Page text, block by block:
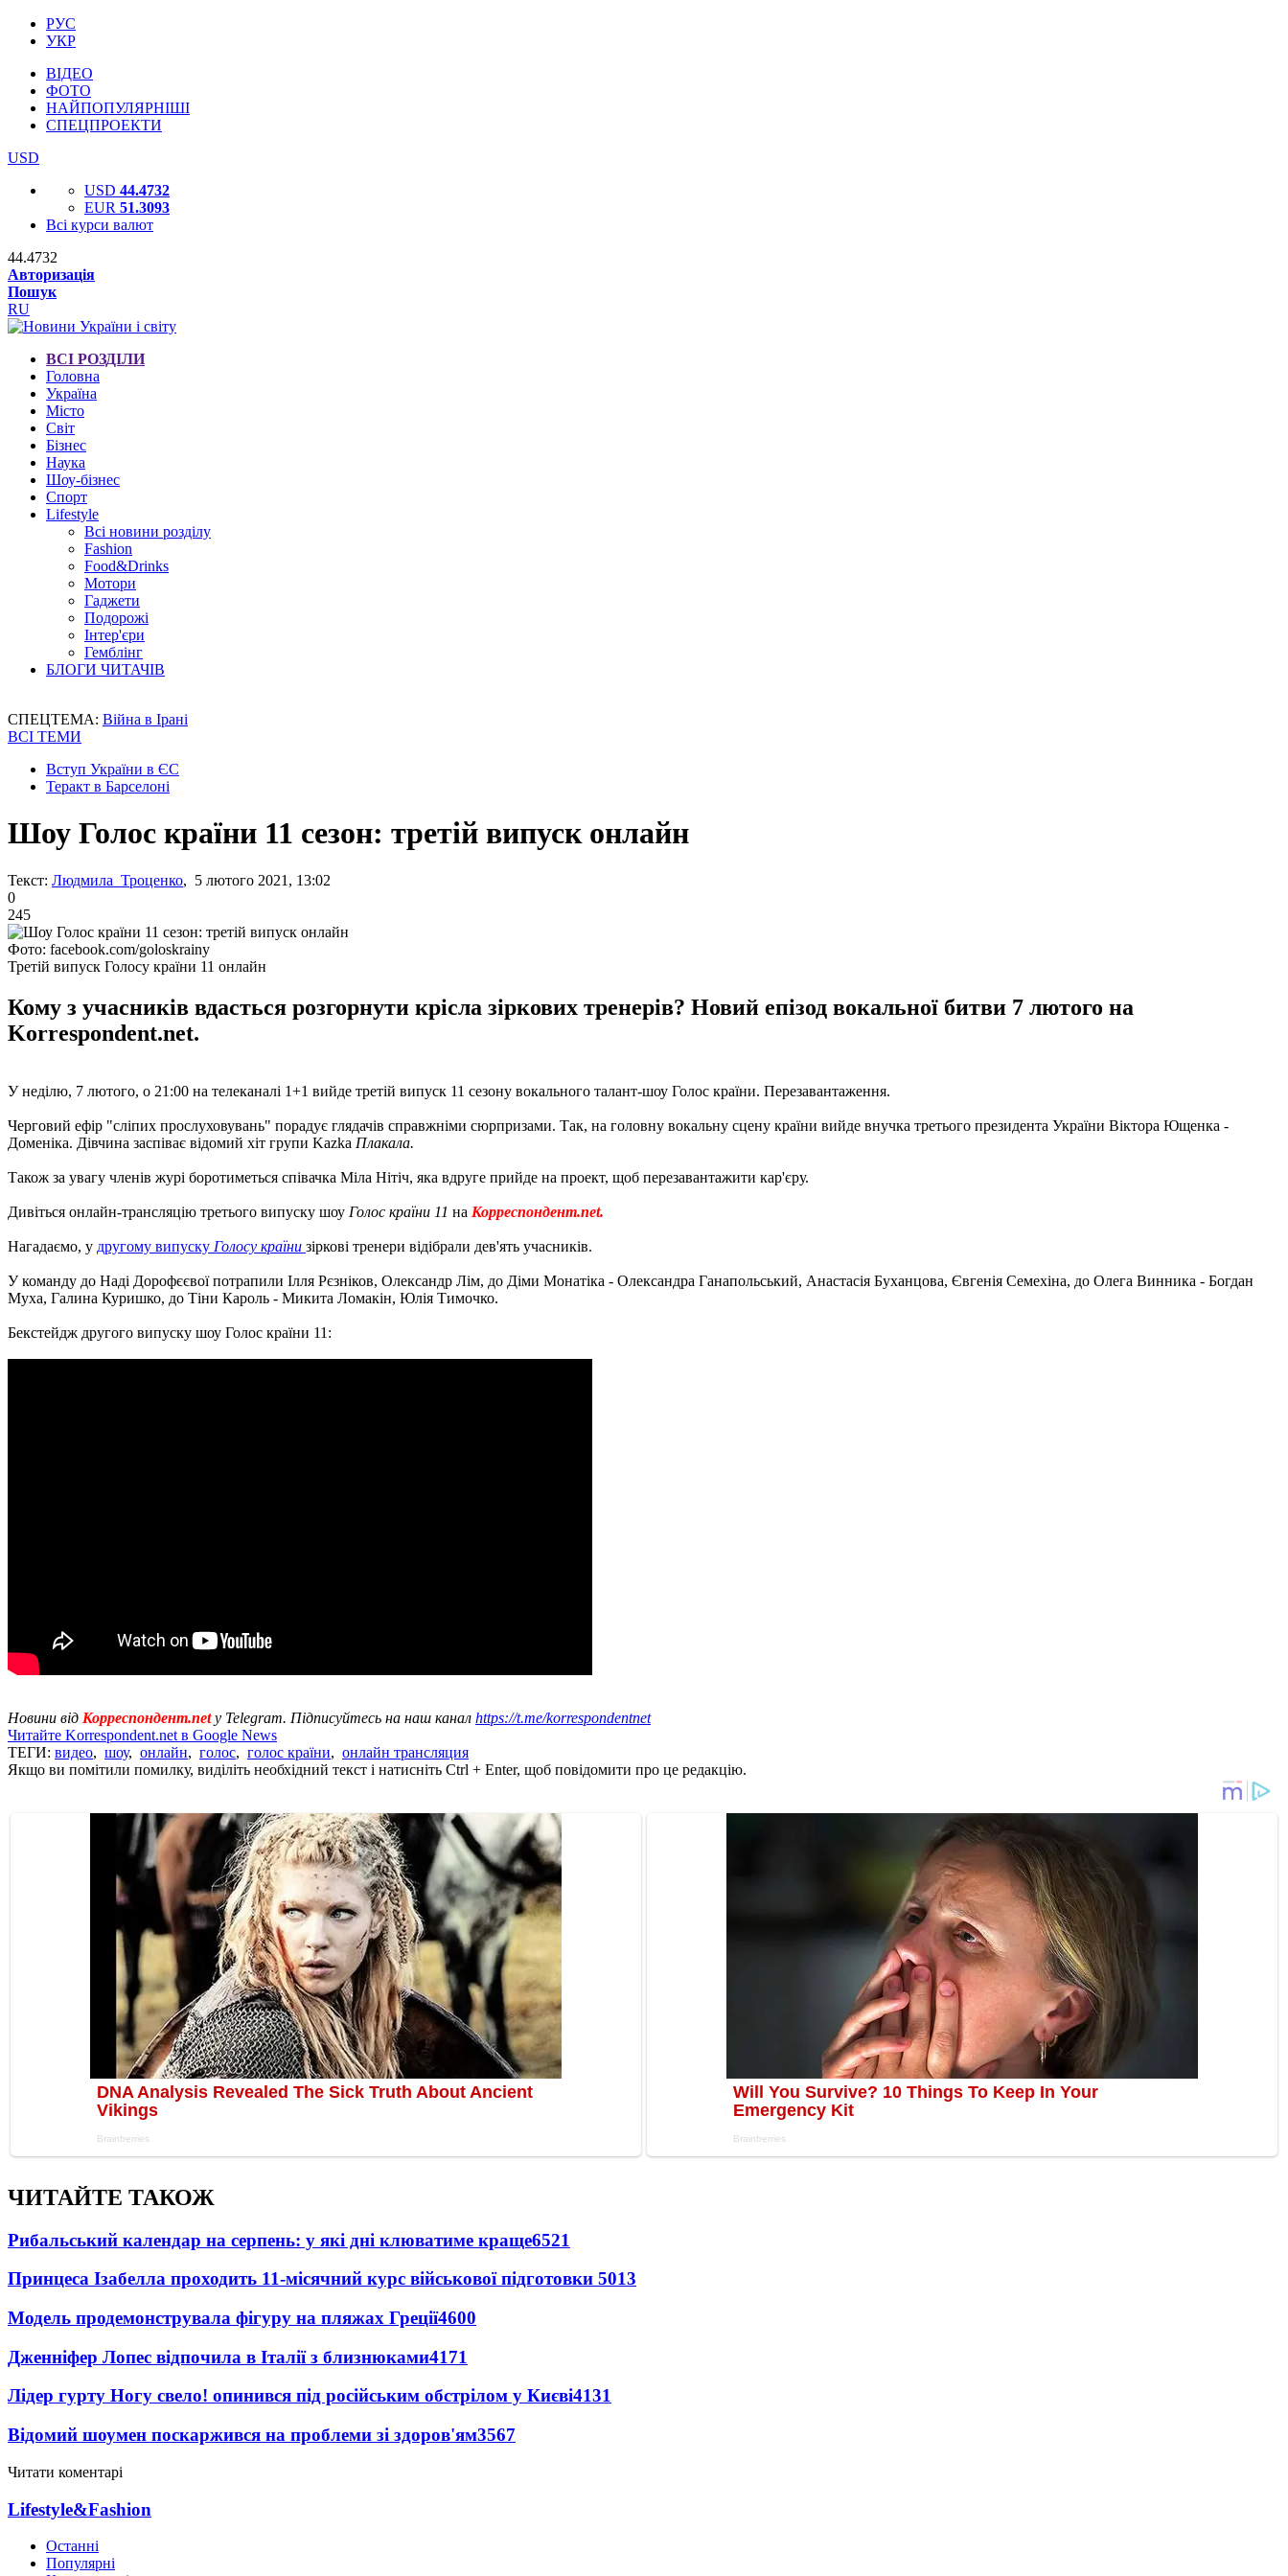
РУС
УКР
ВІДЕО
ФОТО
НАЙПОПУЛЯРНІШІ
СПЕЦПРОЕКТИ
USD
USD 44.4732
EUR 51.3093
Всі курси валют
44.4732
Авторизація
Пошук
RU
ВСІ РОЗДІЛИ
Головна
Україна
Місто
Світ
Бізнес
Наука
Шоу-бізнес
Спорт
Lifestyle
Всі новини розділу
Fashion
Food&Drinks
Мотори
Гаджети
Подорожі
Інтер'єри
Гемблінг
БЛОГИ ЧИТАЧІВ
СПЕЦТЕМА: Війна в Ірані
ВСІ ТЕМИ
Вступ України в ЄС
Теракт в Барселоні
Шоу Голос країни 11 сезон: третій випуск онлайн
Текст: Людмила Троценко, 5 лютого 2021, 13:02
0
245
Фото: facebook.com/goloskrainy
Третій випуск Голосу країни 11 онлайн
Кому з учасників вдасться розгорнути крісла зіркових тренерів? Новий епізод вокальної битви 7 лютого на
Korrespondent.net.
У неділю, 7 лютого, о 21:00 на телеканалі 1+1 вийде третій випуск 11 сезону вокального талант-шоу Голос країни. Перезавантаження.
Черговий ефір "сліпих прослуховувань" порадує глядачів справжніми сюрпризами. Так, на головну вокальну сцену країни вийде внучка третього президента України Віктора Ющенка -
Доменіка. Дівчина заспіває відомий хіт групи Kazka Плакала.
Також за увагу членів журі боротиметься співачка Міла Нітіч, ​​яка вдруге прийде на проект, щоб перезавантажити кар'єру.
Дивіться онлайн-трансляцію третього випуску шоу Голос країни 11 на Корреспондент.net.
Нагадаємо, у другому випуску Голосу країни зіркові тренери відібрали дев'ять учасників.
У команду до Наді Дорофєєвої потрапили Ілля Рєзніков, Олександр Лім, до Діми Монатіка - Олександра Ганапольський, Анастасія Буханцова, Євгенія Семехіна, до Олега Винника - Богдан
Муха, Галина Куришко, до Тіни Кароль - Микита Ломакін, Юлія Тимочко.
Бекстейдж другого випуску шоу Голос країни 11:
Новини від Корреспондент.netу Telegram. Підписуйтесь на наш канал https://t.me/korrespondentnet
Читайте Korrespondent.net в Google News
ТЕГИ: видео, шоу, онлайн, голос, голос країни, онлайн трансляция
Якщо ви помітили помилку, виділіть необхідний текст і натисніть Ctrl + Enter, щоб повідомити про це редакцію.
ЧИТАЙТЕ ТАКОЖ
Рибальський календар на серпень: у які дні клюватиме краще6521
Принцеса Ізабелла проходить 11-місячний курс військової підготовки 5013
Модель продемонструвала фігуру на пляжах Греції4600
Дженніфер Лопес відпочила в Італії з близнюками4171
Лідер гурту Ногу свело! опинився під російським обстрілом у Києві4131
Відомий шоумен поскаржився на проблеми зі здоров'ям3567
Читати коментарі
Lifestyle&Fashion
Останні
Популярні